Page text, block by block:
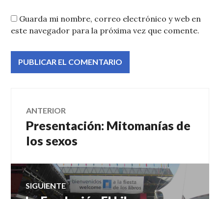
Guarda mi nombre, correo electrónico y web en
este navegador para la próxima vez que comente.
Navegación
de
entradas
ANTERIOR
Entrada
anterior:
Presentación: Mitomanías de
los sexos
SIGUIENTE